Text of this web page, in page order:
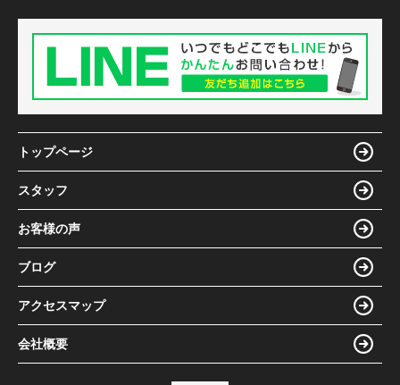
トップページ
スタッフ
お客様の声
ブログ
アクセスマップ
会社概要